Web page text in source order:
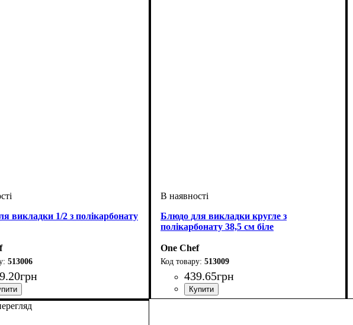
викладки 1/2 з полікарбонату
513006
.20грн
Блюдо для викладки кругле з
полікарбонату 38,5 см біле
One Chef
513009
439.65грн